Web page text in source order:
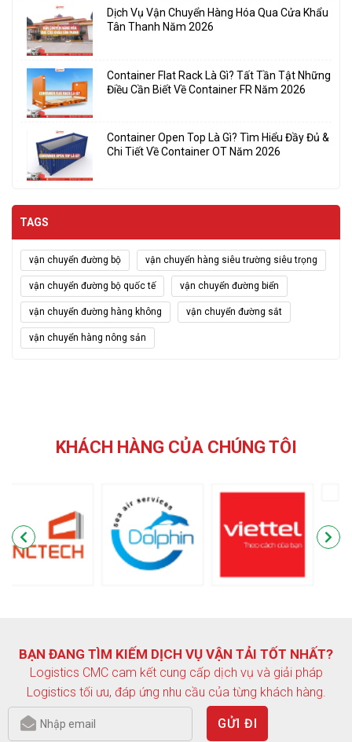
Dịch Vụ Vận Chuyển Hàng Hóa Qua Cửa Khẩu
Tân Thanh Năm 2026
Container Flat Rack Là Gì? Tất Tần Tật Những
Điều Cần Biết Về Container FR Năm 2026
Container Open Top Là Gì? Tìm Hiểu Đầy Đủ &
Chi Tiết Về Container OT Năm 2026
TAGS
vận chuyển đường bộ vận chuyển hàng siêu trường siêu trọng
vận chuyển đường bộ quốc tế vận chuyển đường biển
vận chuyển đường hàng không vận chuyển đường sắt
vận chuyển hàng nông sản
KHÁCH HÀNG CỦA CHÚNG TÔI
BẠN ĐANG TÌM KIẾM DỊCH VỤ VẬN TẢI TỐT NHẤT?
Logistics CMC cam kết cung cấp dịch vụ và giải pháp
Logistics tối ưu, đáp ứng nhu cầu của từng khách hàng.
GỬI ĐI